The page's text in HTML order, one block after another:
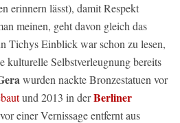
erinnern lässt), damit Respekt
meinen, geht davon gleich das
Tichys Einblick war schon zu lesen,
kulturelle Selbstverleugnung bereits
wurden nackte Bronzestatuen vor
und 2013 in derBerliner
einer Vernissage entfernt aus